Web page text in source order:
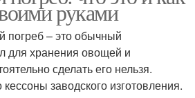
руками
погреб – это обычный
для хранения овощей и
сделать его нельзя.
заводского изготовления.